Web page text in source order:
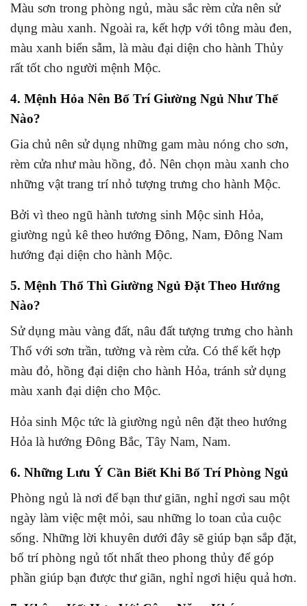
Màu sơn trong phòng ngủ, màu sắc rèm cửa nên sử
dụng màu xanh. Ngoài ra, kết hợp với tông màu đen,
màu xanh biển sẫm, là màu đại diện cho hành Thủy
rất tốt cho người mệnh Mộc.
4. Mệnh Hỏa Nên Bố Trí Giường Ngủ Như Thế
Nào?
Gia chủ nên sử dụng những gam màu nóng cho sơn,
rèm cửa như màu hồng, đỏ. Nên chọn màu xanh cho
những vật trang trí nhỏ tượng trưng cho hành Mộc.
Bởi vì theo ngũ hành tương sinh Mộc sinh Hỏa,
giường ngủ kê theo hướng Đông, Nam, Đông Nam
hướng đại diện cho hành Mộc.
5. Mệnh Thổ Thì Giường Ngủ Đặt Theo Hướng
Nào?
Sử dụng màu vàng đất, nâu đất tượng trưng cho hành
Thổ với sơn trần, tường và rèm cửa. Có thể kết hợp
màu đỏ, hồng đại diện cho hành Hỏa, tránh sử dụng
màu xanh đại diện cho Mộc.
Hỏa sinh Mộc tức là giường ngủ nên đặt theo hướng
Hỏa là hướng Đông Bắc, Tây Nam, Nam.
6. Những Lưu Ý Cần Biết Khi Bố Trí Phòng Ngủ
Phòng ngủ là nơi để bạn thư giãn, nghỉ ngơi sau một
ngày làm việc mệt mỏi, sau những lo toan của cuộc
sống. Những lời khuyên dưới đây sẽ giúp bạn sắp đặt,
bố trí phòng ngủ tốt nhất theo phong thủy để góp
phần giúp bạn được thư giãn, nghỉ ngơi hiệu quả hơn.